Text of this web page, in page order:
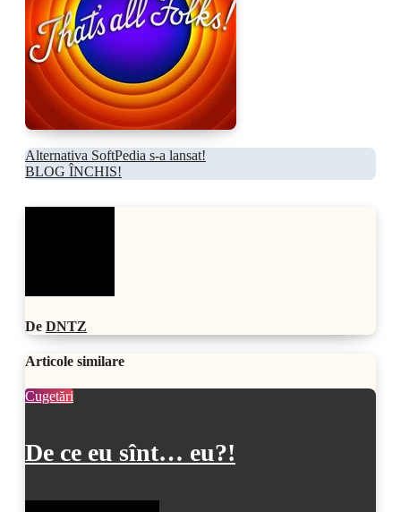
Navigare
în
articole
Alternativa SoftPedia s-a lansat!
BLOG ÎNCHIS!
De DNTZ
Articole similare
Cugetări
De ce eu sînt… eu?!